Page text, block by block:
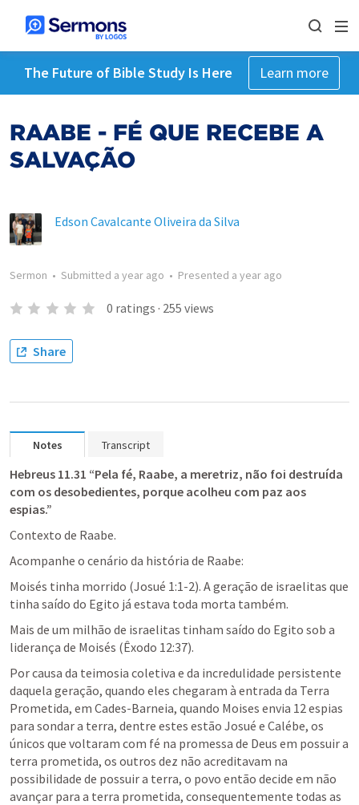
The Future of Bible Study Is Here Learn more
RAABE - FÉ QUE RECEBE A
SALVAÇÃO
Edson Cavalcante Oliveira da Silva
Sermon • Submitted a year ago • Presented a year ago
0 ratings · 255 views
Share
Notes Transcript
Hebreus 11.31 “Pela fé, Raabe, a meretriz, não foi destruída
com os desobedientes, porque acolheu com paz aos
espias.”
Contexto de Raabe.
Acompanhe o cenário da história de Raabe:
Moisés tinha morrido (Josué 1:1-2). A geração de israelitas que
tinha saído do Egito já estava toda morta também.
Mais de um milhão de israelitas tinham saído do Egito sob a
liderança de Moisés (Êxodo 12:37).
Por causa da teimosia coletiva e da incredulidade persistente
daquela geração, quando eles chegaram à entrada da Terra
Prometida, em Cades-Barneia, quando Moises envia 12 espias
para sondar a terra, dentre estes estão Josué e Calébe, os
únicos que voltaram com fé na promessa de Deus em possuir a
terra prometida, os outros dez não acreditavam na
possibilidade de possuir a terra, o povo então decide em não
avançar para a terra prometida, consequentemente todas as